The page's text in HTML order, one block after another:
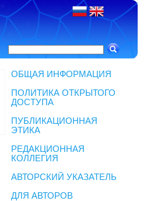
ОБЩАЯ ИНФОРМАЦИЯ
ПОЛИТИКА ОТКРЫТОГО
ДОСТУПА
ПУБЛИКАЦИОННАЯ
ЭТИКА
РЕДАКЦИОННАЯ
КОЛЛЕГИЯ
АВТОРСКИЙ УКАЗАТЕЛЬ
ДЛЯ АВТОРОВ